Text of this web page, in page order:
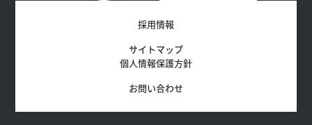
採用情報
サイトマップ
個人情報保護方針
お問い合わせ